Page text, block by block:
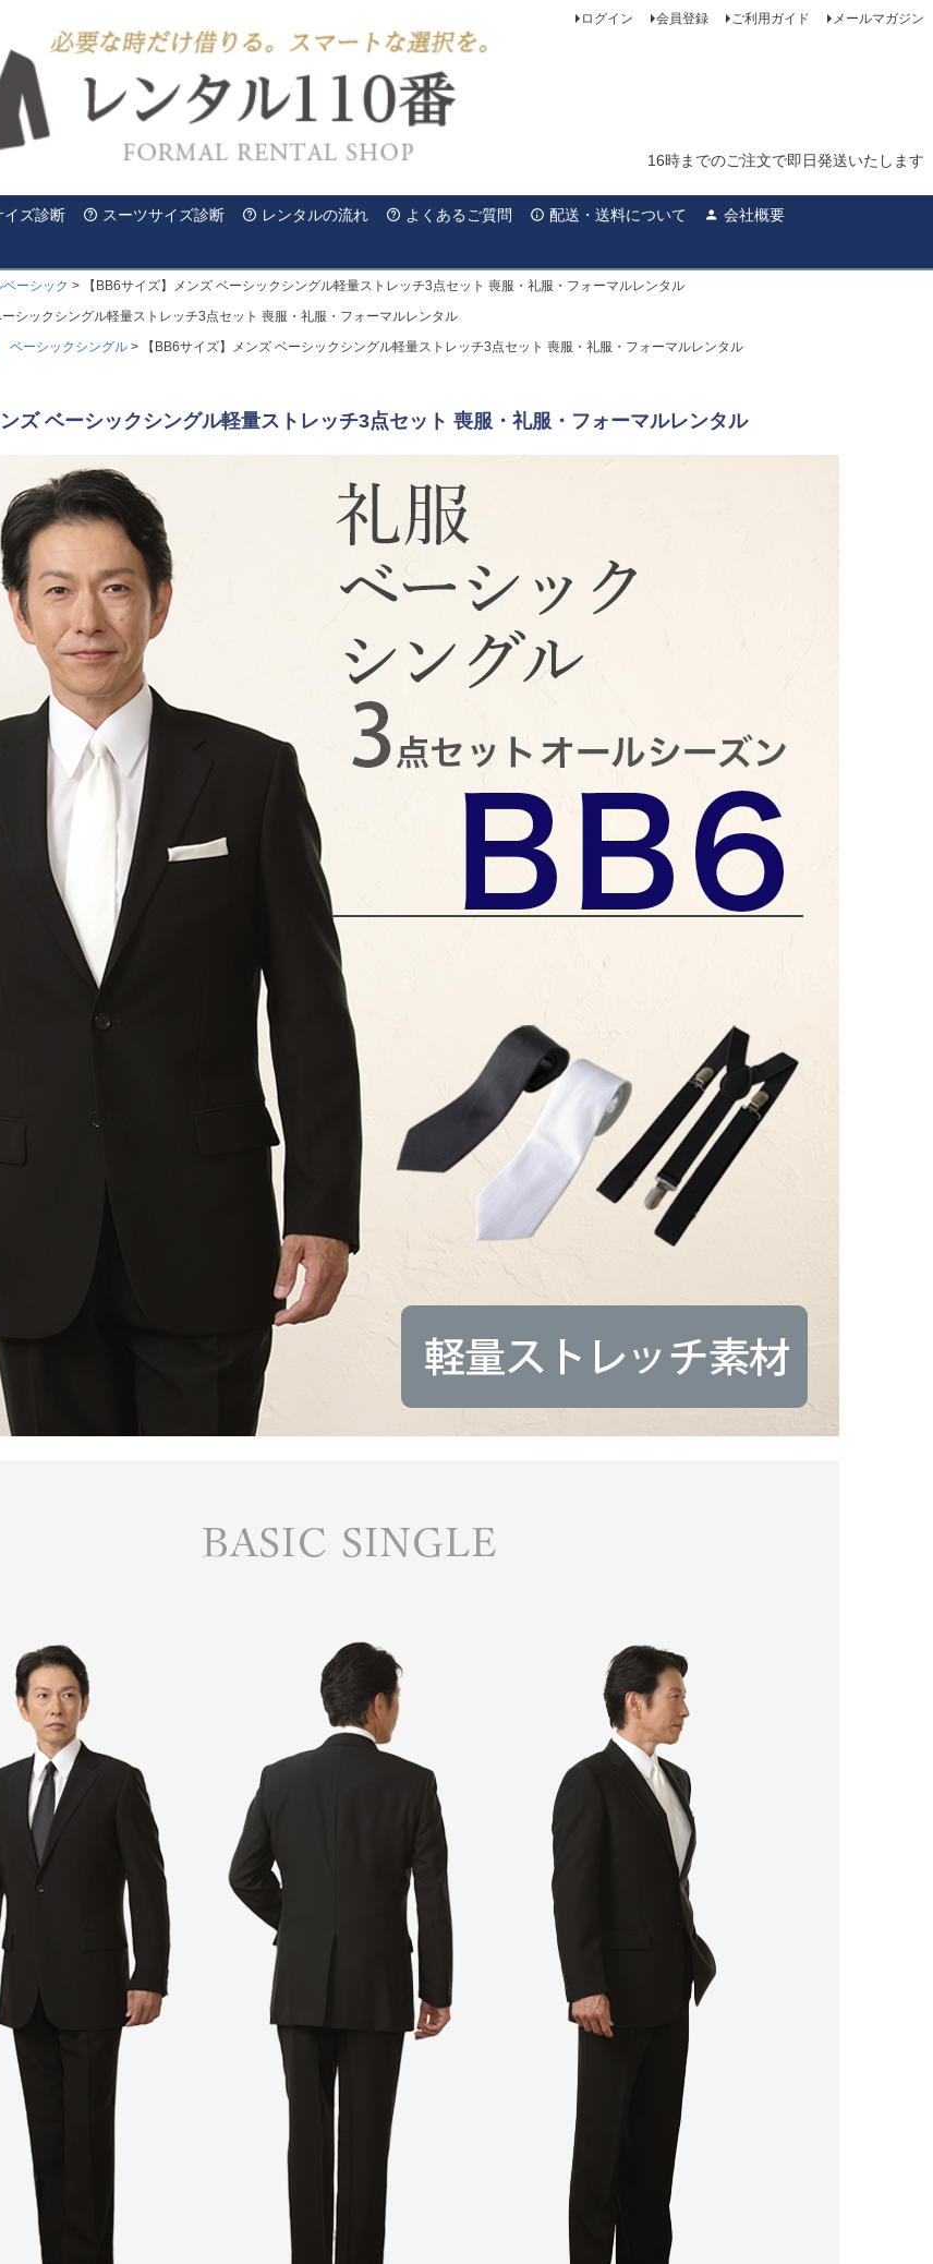
ログイン 会員登録 ご利用ガイド メールマガジン
16時までのご注文で即日発送いたします
イズ診断 スーツサイズ診断 レンタルの流れ よくあるご質問 配送・送料について 会社概要
ーシック
【BB6サイズ】メンズ ベーシックシングル軽量ストレッチ3点セット 喪服・礼服・フォーマルレンタル
ーシックシングル軽量ストレッチ3点セット 喪服・礼服・フォーマルレンタル
ベーシックシングル 【BB6サイズ】メンズ ベーシックシングル軽量ストレッチ3点セット 喪服・礼服・フォーマルレンタル
ンズ ベーシックシングル軽量ストレッチ3点セット 喪服・礼服・フォーマルレンタル